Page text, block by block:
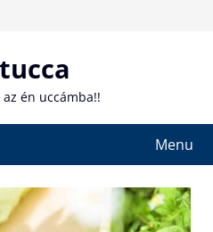
az én uccámba!!
Menu